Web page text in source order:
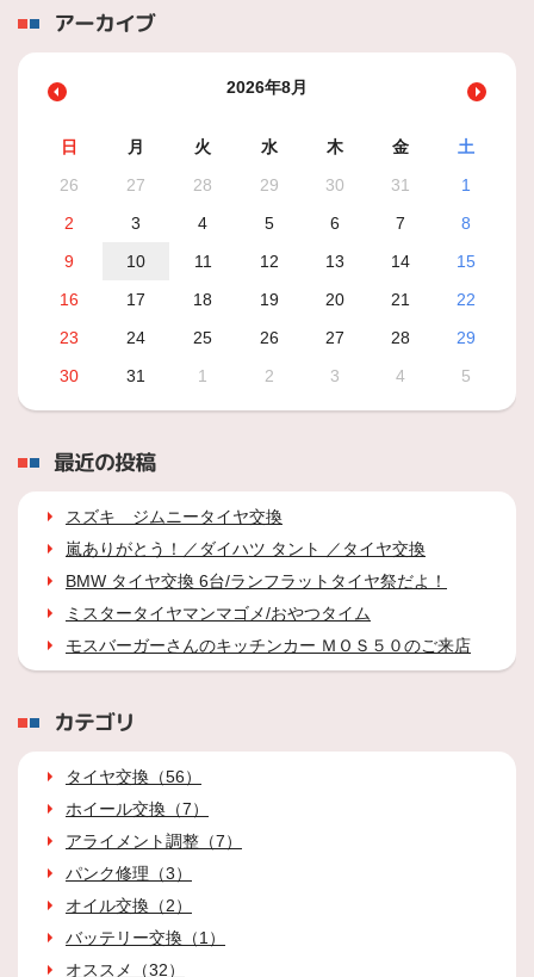
アーカイブ
2026年8月
日 月 火 水 木 金
土
26
27 28 29 30 31
1
2
3 4 5 6 7
8
9
10 11 12 13 14
15
16
17 18 19 20 21
22
23
24 25 26 27 28
29
30
31 1 2 3 4 5
最近の投稿
スズキ ジムニータイヤ交換
嵐ありがとう！／ダイハツ タント ／タイヤ交換
BMW タイヤ交換 6台/ランフラットタイヤ祭だよ！
ミスタータイヤマンマゴメ/おやつタイム
モスバーガーさんのキッチンカー ＭＯＳ５０のご来店
カテゴリ
タイヤ交換（56）
ホイール交換（7）
アライメント調整（7）
パンク修理（3）
オイル交換（2）
バッテリー交換（1）
オススメ（32）